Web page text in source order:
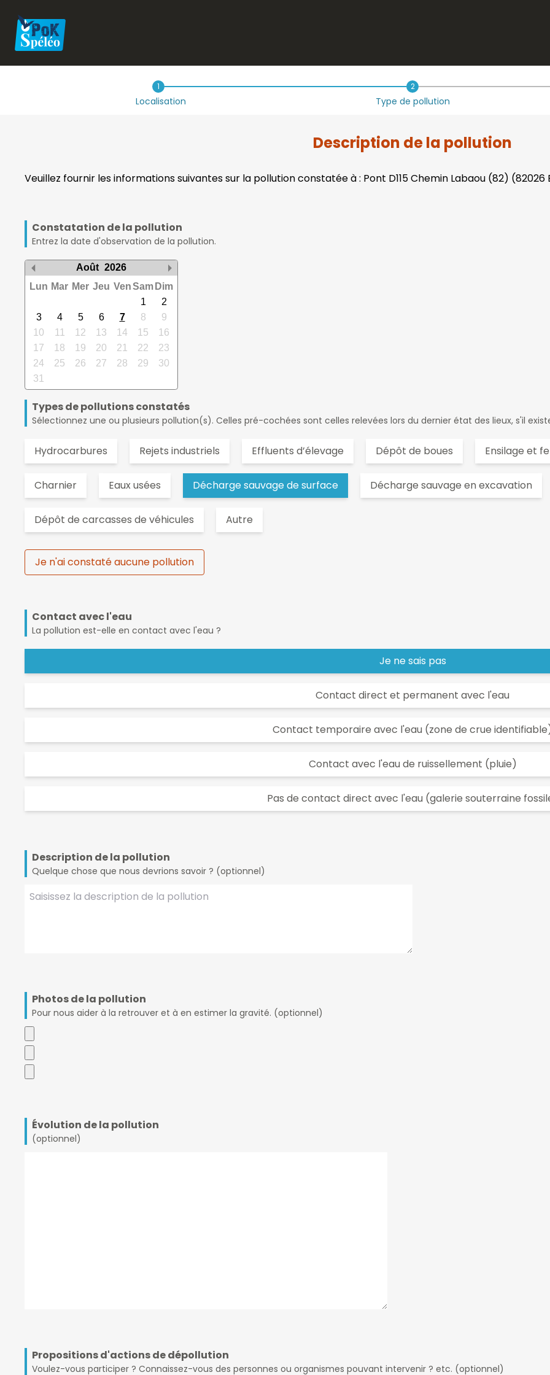
1
Localisation
2
Type de pollution
Description de la pollution
Veuillez fournir les informations suivantes sur la pollution constatée à : Pont D115 Chemin Labaou (82) (82026
Constatation de la pollution
Entrez la date d'observation de la pollution.
Août 2026
Lun Mar Mer Jeu VenSam Dim
1
2
3
4 5 6 7 8
9
10
11 12 13 14 15
16
17
18 19 20 21 22
23
24
25 26 27 28 29
30
31
Types de pollutions constatés
Sélectionnez une ou plusieurs pollution(s). Celles pré-cochées sont celles relevées lors du dernier état des lieux, s'il
Hydrocarbures Rejets industriels Effluents d’élevage Dépôt de boues Ensilage et
Charnier Eaux usées Décharge sauvage de surface Décharge sauvage en excavation
Dépôt de carcasses de véhicules Autre
Je n'ai constaté aucune pollution
Contact avec l'eau
La pollution est-elle en contact avec l'eau ?
Je ne sais pas
Contact direct et permanent avec l'eau
Contact temporaire avec l'eau (zone de crue
Contact avec l'eau de ruissellement (pluie)
Pas de contact direct avec l'eau (galerie souterraine
Description de la pollution
Quelque chose que nous devrions savoir ? (optionnel)
Photos de la pollution
Pour nous aider à la retrouver et à en estimer la gravité. (optionnel)
Évolution de la pollution
(optionnel)
Propositions d'actions de dépollution
Voulez-vous participer ? Connaissez-vous des personnes ou organismes pouvant intervenir ? etc. (optionnel)